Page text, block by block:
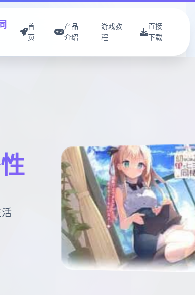
首
页
产品
介绍
游戏教
程
直接
下载